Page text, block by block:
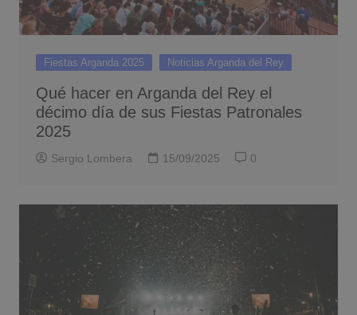
Fiestas Arganda 2025 Noticias Arganda del Rey
Qué hacer en Arganda del Rey el
décimo día de sus Fiestas Patronales
2025
Sergio Lombera 15/09/2025 0